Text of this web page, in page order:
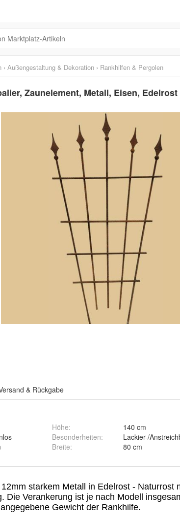
› Außengestaltung & Dekoration › Rankhilfen & Pergolen
Zaunelement, Metall, Eisen, Edelrost
& Rückgabe
Höhe:
140 cm
Besonderheiten:
Lackier-/
Breite: 80 cm